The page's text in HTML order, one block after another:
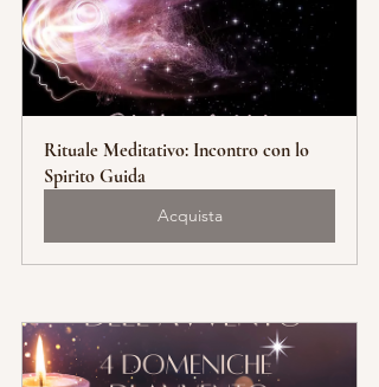
Rituale Meditativo: Incontro con lo
Spirito Guida
Acquista